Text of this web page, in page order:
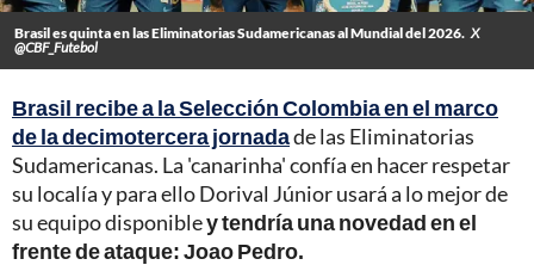
Brasil es quinta en las Eliminatorias Sudamericanas al Mundial del 2026. X
@CBF_Futebol
Brasil recibe a la Selección Colombia en el marco
de la decimotercera jornadade las Eliminatorias
Sudamericanas. La 'canarinha' confía en hacer respetar
su localía y para ello Dorival Júnior usará a lo mejor de
su equipo disponibley tendría una novedad en el
frente de ataque: Joao Pedro.